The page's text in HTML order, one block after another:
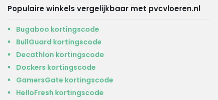
Populaire winkels vergelijkbaar met pvcvloeren.nl
Bugaboo kortingscode
BullGuard kortingscode
Decathlon kortingscode
Dockers kortingscode
GamersGate kortingscode
HelloFresh kortingscode